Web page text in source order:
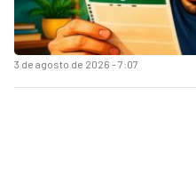
3 de agosto de 2026 - 7:07